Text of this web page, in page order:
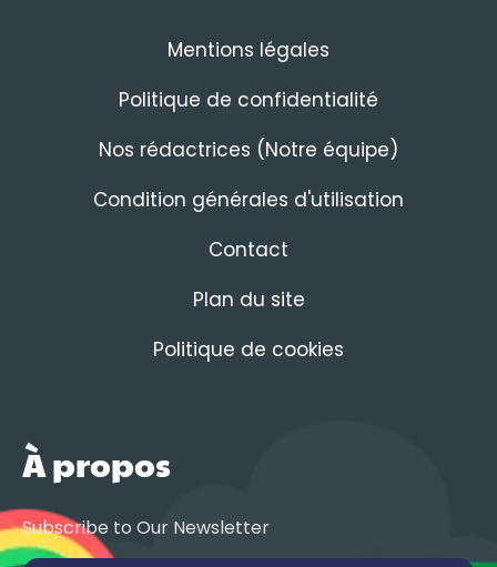
Mentions légales
Politique de confidentialité
Nos rédactrices (Notre équipe)
Condition générales d'utilisation
Contact
Plan du site
Politique de cookies
À propos
Subscribe to Our Newsletter